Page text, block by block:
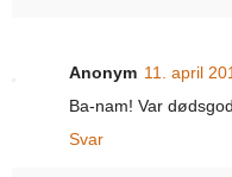
Anonym 11. april
Ba-nam! Var
Svar